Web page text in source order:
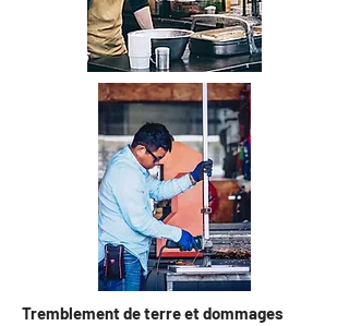
Tremblement de terre et dommages